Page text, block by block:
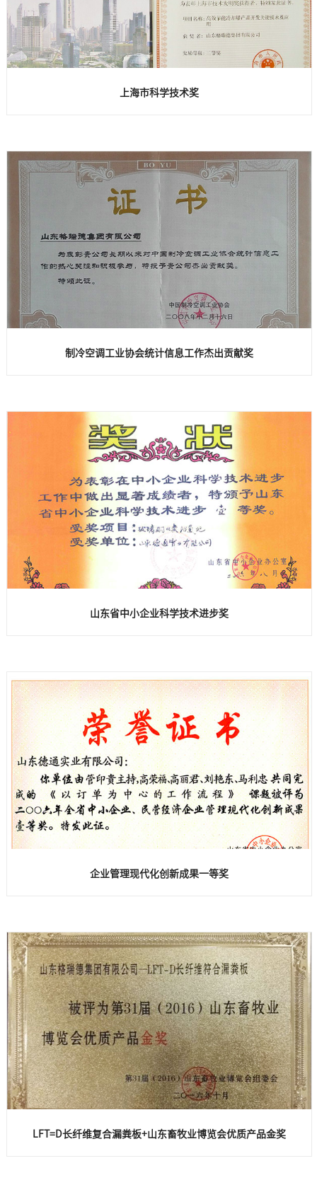
上海市科学技术奖
制冷空调工业协会统计信息工作杰出贡献奖
山东省中小企业科学技术进步奖
企业管理现代化创新成果一等奖
LFT=D长纤维复合漏粪板+山东畜牧业博览会优质产品金奖